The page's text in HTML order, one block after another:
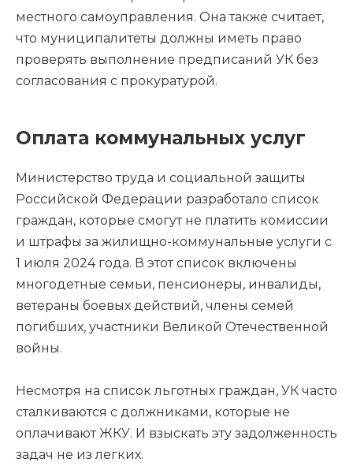
местного самоуправления. Она также считает,
что муниципалитеты должны иметь право
проверять выполнение предписаний УК без
согласования с прокуратурой.
Оплата коммунальных услуг
Министерство труда и социальной защиты
Российской Федерации разработало список
граждан, которые смогут не платить комиссии
и штрафы за жилищно-коммунальные услуги с
1 июля 2024 года. В этот список включены
многодетные семьи, пенсионеры, инвалиды,
ветераны боевых действий, члены семей
погибших, участники Великой Отечественной
войны.
Несмотря на список льготных граждан, УК часто
сталкиваются с должниками, которые не
оплачивают ЖКУ. И взыскать эту задолженность
задач не из легких.